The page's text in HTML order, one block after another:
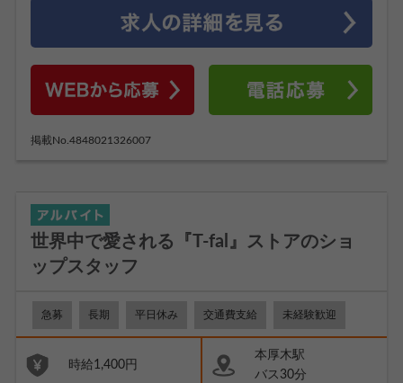
掲載No.4848021326007
世界中で愛される『T-fal』ストアのショ
ップスタッフ
急募 長期 平日休み 交通費支給 未経験歓迎
時給1,400円
本厚木駅
バス30分